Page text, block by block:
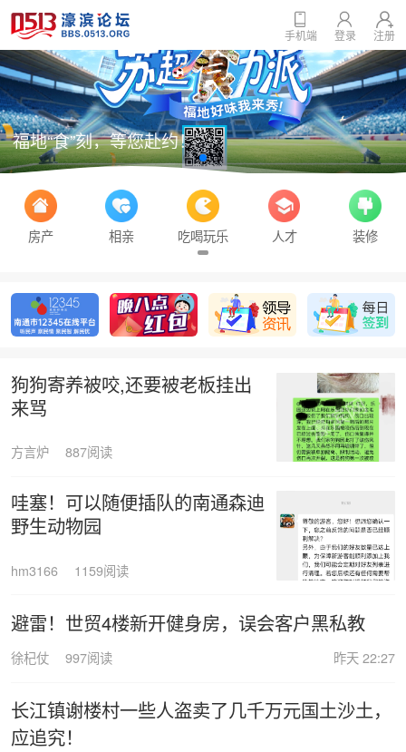
手机端 登录 注册
福地“食”刻，等您赴约！
房产 相亲 吃喝玩乐 人才 装修
狗狗寄养被咬,还要被老板挂出
来骂
方言炉 887阅读
哇塞！可以随便插队的南通森迪
野生动物园
hm3166 1159阅读
避雷！世贸4楼新开健身房，误会客户黑私教
昨天 22:27
徐杞仗 997阅读
长江镇谢楼村一些人盗卖了几千万元国土沙土，
应追究！